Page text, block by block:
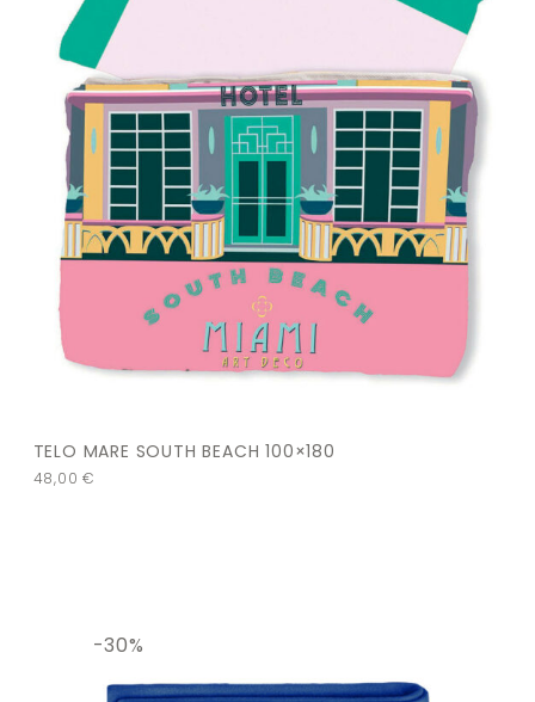
TELO MARE SOUTH BEACH 100×180
48,00€
-30%